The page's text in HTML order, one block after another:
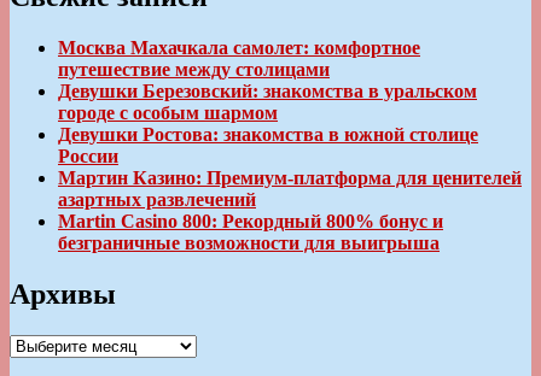
Москва Махачкала самолет: комфортное
путешествие между столицами
Девушки Березовский: знакомства в уральском
городе с особым шармом
Девушки Ростова: знакомства в южной столице
России
Мартин Казино: Премиум-платформа для ценителей
азартных развлечений
Martin Casino 800: Рекордный 800% бонус и
безграничные возможности для выигрыша
Архивы
Архивы